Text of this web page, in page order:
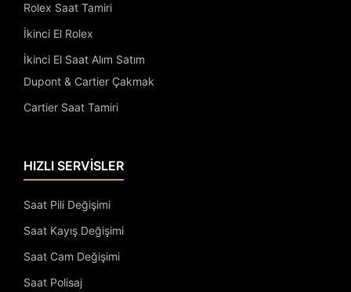
Rolex Saat Tamiri
İkinci El Rolex
İkinci El Saat Alım Satım
Dupont & Cartier Çakmak
Cartier Saat Tamiri
HIZLI SERVİSLER
Saat Pili Değişimi
Saat Kayış Değişimi
Saat Cam Değişimi
Saat Polisaj